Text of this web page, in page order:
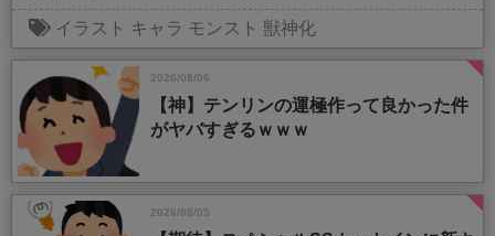
イラスト キャラ モンスト 獣神化
2026/08/06
【神】テンリンの運極作って良かった件
がヤバすぎるｗｗｗ
2026/08/05